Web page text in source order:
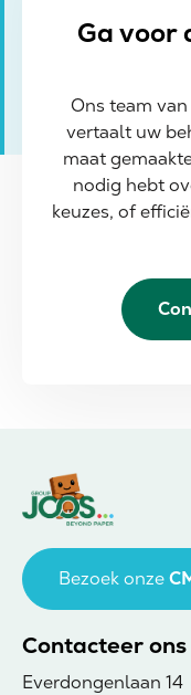
Ga voor
Ons team
vertaalt uw
maat
nodig hebt
keuzes, of
Bezoek onze
Contacteer ons
Everdongenlaan 14